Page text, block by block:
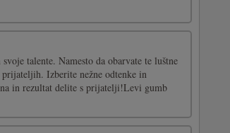
talente. Namesto da obarvate te luštne
Izberite nežne odtenke in
in rezultat delite s prijatelji!Levi gumb